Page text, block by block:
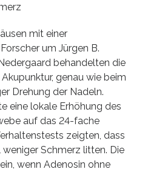
mit einer
um Jürgen B.
behandelten die
genau wie beim
Drehung der Nadeln.
eine lokale Erhöhung des
auf das 24-fache
zeigten, dass
Schmerz litten. Die
wenn Adenosin ohne